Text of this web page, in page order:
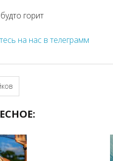
горит
на нас в телеграмм